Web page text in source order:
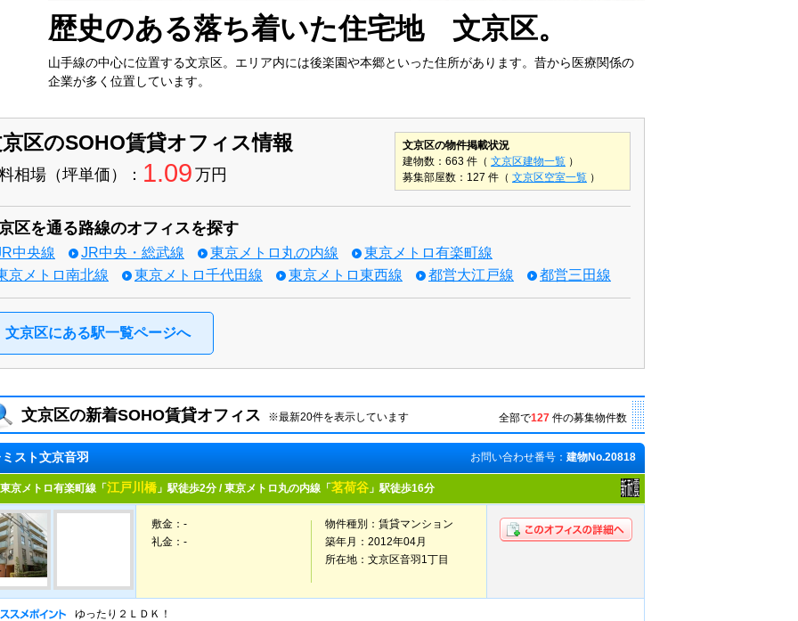
歴史のある落ち着いた住宅地 文京区。
山手線の中心に位置する文京区。エリア内には後楽園や本郷といった住所があります。昔から医療関係の
企業が多く位置しています。
区のSOHO賃貸オフィス情報
相場（坪単価）： 1.09 万円
文京区の物件掲載状況
建物数：663 件（ 文京区建物一覧 ）
募集部屋数：127 件（ 文京区空室一覧 ）
区を通る路線のオフィスを探す
中央線 JR中央・総武線 東京メトロ丸の内線
東京メトロ有楽町線
京メトロ南北線
東京メトロ千代田線 東京メトロ東西線 都営大江戸線 都営三田線
文京区にある駅一覧ページへ
文京区の新着SOHO賃貸オフィス ※最新20件を表示しています 全部で127 件の募集物件数
スト⽂京⾳⽻ お問い合わせ番号： 建物No.20818
東京メトロ有楽町線「 江戸川橋 」駅徒歩2分 / 東京メトロ丸の内線「 茗荷谷 」駅徒歩16分
物件種別： 賃貸マンション
敷金：-
築年月： 2012年04月
礼金：-
所在地： 文京区⾳⽻1丁⽬
ゆったり２ＬＤＫ！